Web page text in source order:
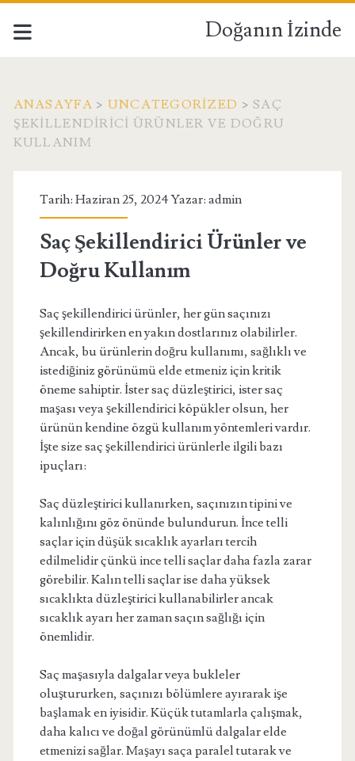
Doğanın İzinde
ANASAYFA > UNCATEGORIZED >SAÇ
ŞEKILLENDIRICI ÜRÜNLER VE DOĞRU
KULLANIM
Tarih: Haziran 25, 2024 Yazar: admin
Saç Şekillendirici Ürünler ve
Doğru Kullanım
Saç şekillendirici ürünler, her gün saçınızı
şekillendirirken en yakın dostlarınız olabilirler.
Ancak, bu ürünlerin doğru kullanımı, sağlıklı ve
istediğiniz görünümü elde etmeniz için kritik
öneme sahiptir. İster saç düzleştirici, ister saç
maşası veya şekillendirici köpükler olsun, her
ürünün kendine özgü kullanım yöntemleri vardır.
İşte size saç şekillendirici ürünlerle ilgili bazı
ipuçları:
Saç düzleştirici kullanırken, saçınızın tipini ve
kalınlığını göz önünde bulundurun. İnce telli
saçlar için düşük sıcaklık ayarları tercih
edilmelidir çünkü ince telli saçlar daha fazla zarar
görebilir. Kalın telli saçlar ise daha yüksek
sıcaklıkta düzleştirici kullanabilirler ancak
sıcaklık ayarı her zaman saçın sağlığı için
önemlidir.
Saç maşasıyla dalgalar veya bukleler
oluştururken, saçınızı bölümlere ayırarak işe
başlamak en iyisidir. Küçük tutamlarla çalışmak,
daha kalıcı ve doğal görünümlü dalgalar elde
etmenizi sağlar. Maşayı saça paralel tutarak ve